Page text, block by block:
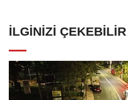
İLGINIZI ÇEKEBILIR